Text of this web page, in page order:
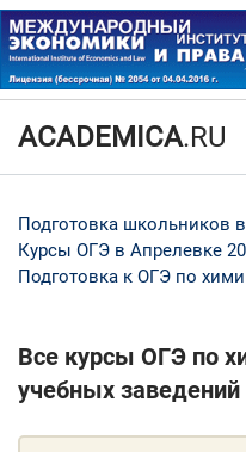
ACADEMICA.RU
Подготовка школьников
Курсы ОГЭ в Апрелевке
Подготовка к ОГЭ по
Все курсы ОГЭ по
учебных заведений
Да